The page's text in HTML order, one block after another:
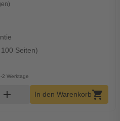
Seiten)
2 Werktage
Menge
add In den Warenkorbshopping_cart